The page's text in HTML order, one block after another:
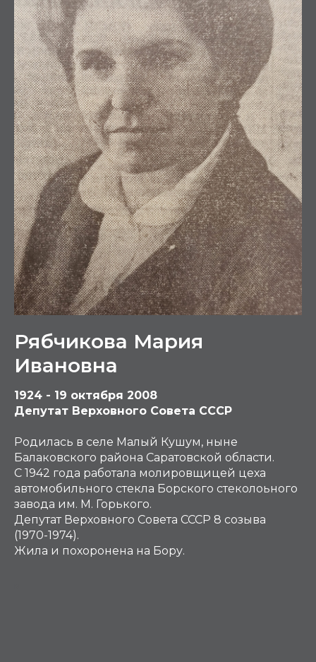
Рябчикова Мария
Ивановна
1924 - 19 октября 2008
Депутат Верховного Совета СССР
Родилась в селе Малый Кушум, ныне
Балаковского района Саратовской области.
С 1942 года работала молировщицей цеха
автомобильного стекла Борского стеколоьного
завода им. М. Горького.
Депутат Верховного Совета СССР 8 созыва
(1970-1974).
Жила и похоронена на Бору.